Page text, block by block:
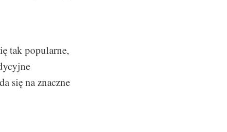
tak popularne,
się na znaczne